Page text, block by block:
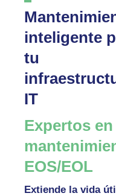
inteligente
tu
IT
Expertos en
EOS/EOL
Extiende la vida